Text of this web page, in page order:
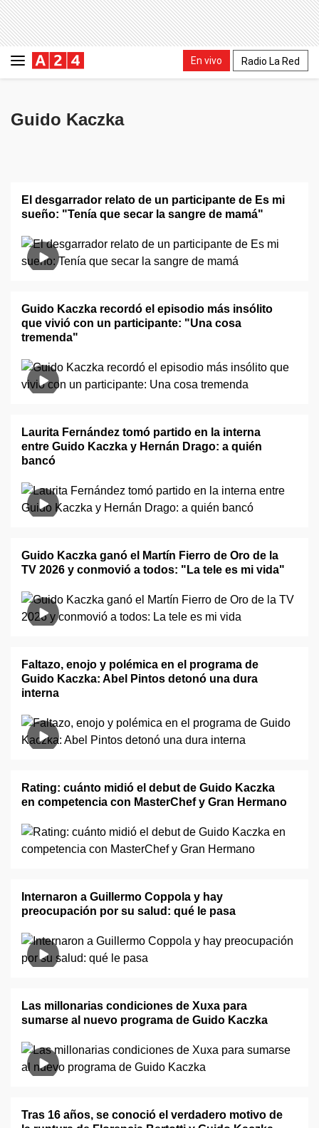
En vivo Radio La Red
Guido Kaczka
El desgarrador relato de un participante de Es mi
sueño: "Tenía que secar la sangre de mamá"
Guido Kaczka recordó el episodio más insólito
que vivió con un participante: "Una cosa
tremenda"
Laurita Fernández tomó partido en la interna
entre Guido Kaczka y Hernán Drago: a quién
bancó
Guido Kaczka ganó el Martín Fierro de Oro de la
TV 2026 y conmovió a todos: "La tele es mi vida"
Faltazo, enojo y polémica en el programa de
Guido Kaczka: Abel Pintos detonó una dura
interna
Rating: cuánto midió el debut de Guido Kaczka
en competencia con MasterChef y Gran Hermano
Internaron a Guillermo Coppola y hay
preocupación por su salud: qué le pasa
Las millonarias condiciones de Xuxa para
sumarse al nuevo programa de Guido Kaczka
Tras 16 años, se conoció el verdadero motivo de